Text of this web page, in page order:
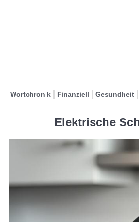
Wortchronik Finanziell Gesundheit
Elektrische